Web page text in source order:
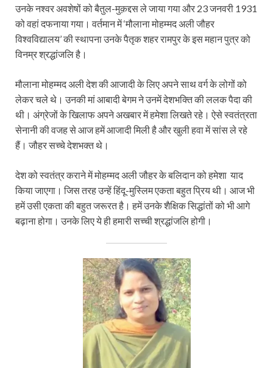
उनके नश्वर अवशेषों को बैतुल-मुक़द्दस ले जाया गया और 23 जनवरी 1931
को वहां दफनाया गया। वर्तमान में ‘मौलाना मोहम्मद अली जौहर
विश्वविद्यालय’ की स्थापना उनके पैतृक शहर रामपुर के इस महान पुत्र को
विनम्र श्रद्धांजलि है।
मौलाना मोहम्मद अली देश की आजादी के लिए अपने साथ वर्ग के लोगों को
लेकर चले थे। उनकी मां आबादी बेगम ने उनमें देशभक्ति की ललक पैदा की
थी। अंग्रेजों के खिलाफ अपने अखबार में हमेशा लिखते रहे। ऐसे स्वतंत्रता
सेनानी की वजह से आज हमें आजादी मिली है और खुली हवा में सांस ले रहे
हैं। जौहर सच्चे देशभक्त थे।
देश को स्वतंत्र कराने में मोहम्मद अली जौहर के बलिदान को हमेशा याद
किया जाएगा। जिस तरह उन्हें हिंदू-मुस्लिम एकता बहुत प्रिय थी। आज भी
हमें उसी एकता की बहुत जरूरत है। हमें उनके शैक्षिक सिद्धांतों को भी आगे
बढ़ाना होगा। उनके लिए ये ही हमारी सच्ची श्रद्धांजलि होगी।